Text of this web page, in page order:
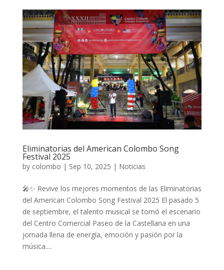
Eliminatorias del American Colombo Song
Festival 2025
by colombo | Sep 10, 2025 | Noticias
🎤✨ Revive los mejores momentos de las Eliminatorias
del American Colombo Song Festival 2025 El pasado 5
de septiembre, el talento musical se tomó el escenario
del Centro Comercial Paseo de la Castellana en una
jornada llena de energía, emoción y pasión por la
música....